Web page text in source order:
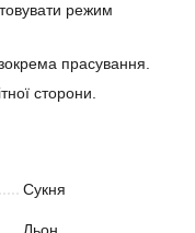
режим
прасування.
сторони.
Сукня
Льон